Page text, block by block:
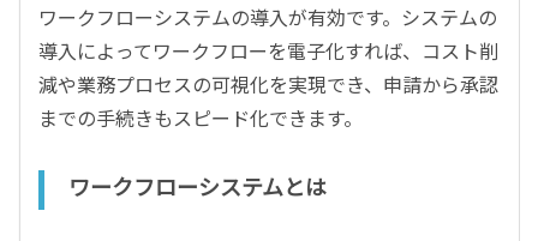
ワークフローシステムの導入が有効です。システムの
導入によってワークフローを電子化すれば、コスト削
減や業務プロセスの可視化を実現でき、申請から承認
までの手続きもスピード化できます。
ワークフローシステムとは